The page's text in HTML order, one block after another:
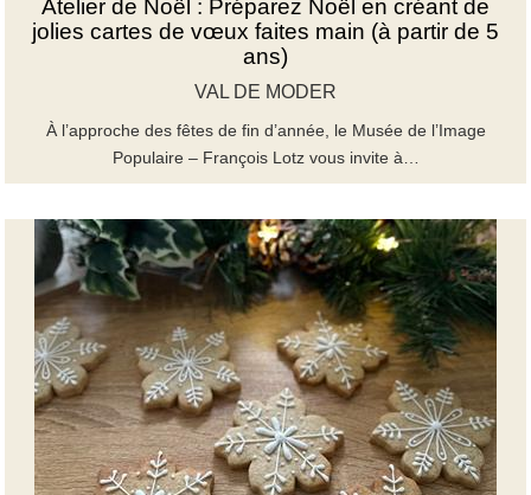
Atelier de Noël : Préparez Noël en créant de
jolies cartes de vœux faites main (à partir de 5
ans)
VAL DE MODER
À l’approche des fêtes de fin d’année, le Musée de l’Image
Populaire – François Lotz vous invite à…